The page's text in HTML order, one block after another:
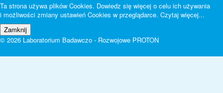
Ta strona używa plików Cookies. Dowiedz się więcej o celu ich używania
i możliwości zmiany ustawień Cookies w przeglądarce. Czytaj więcej...
© 2026 Laboratorium Badawczo - Rozwojowe PROTON